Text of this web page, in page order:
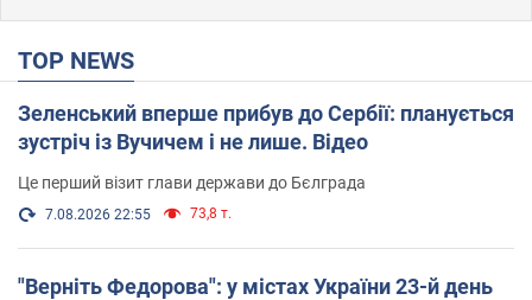
TOP NEWS
Зеленський вперше прибув до Сербії: планується
зустріч із Вучичем і не лише. Відео
Це перший візит глави держави до Бєлграда
7.08.2026 22:55 73,8 т.
"Верніть Федорова": у містах України 23-й день